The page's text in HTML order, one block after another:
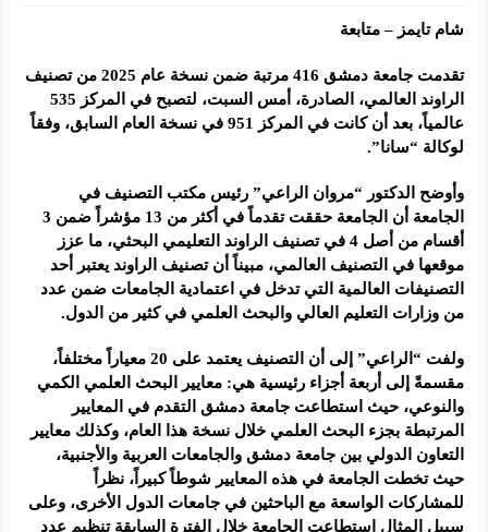
شام تايمز – متابعة
تقدمت جامعة دمشق 416 مرتبة ضمن نسخة عام 2025 من تصنيف
الراوند العالمي، الصادرة، أمس السبت، لتصبح في المركز 535
عالمياً، بعد أن كانت في المركز 951 في نسخة العام السابق، وفقاً
لوكالة “سانا”.
وأوضح الدكتور “مروان الراعي” رئيس مكتب التصنيف في
الجامعة أن الجامعة حققت تقدماً في أكثر من 13 مؤشراً ضمن 3
أقسام من أصل 4 في تصنيف الراوند التعليمي البحثي، ما عزز
موقعها في التصنيف العالمي، مبيناً أن تصنيف الراوند يعتبر أحد
التصنيفات العالمية التي تدخل في اعتمادية الجامعات ضمن عدد
من وزارات التعليم العالي والبحث العلمي في كثير من الدول.
ولفت “الراعي” إلى أن التصنيف يعتمد على 20 معياراً مختلفاً،
مقسمةً إلى أربعة أجزاء رئيسية هي: معايير البحث العلمي الكمي
والنوعي، حيث استطاعت جامعة دمشق التقدم في المعايير
المرتبطة بجزء البحث العلمي خلال نسخة هذا العام، وكذلك معايير
التعاون الدولي بين جامعة دمشق والجامعات العربية والأجنبية،
حيث تخطت الجامعة في هذه المعايير شوطاً كبيراً، نظراً
للمشاركات الواسعة مع الباحثين في جامعات الدول الأخرى، وعلى
سبيل المثال استطاعت الجامعة خلال الفترة السابقة تنظيم عدد